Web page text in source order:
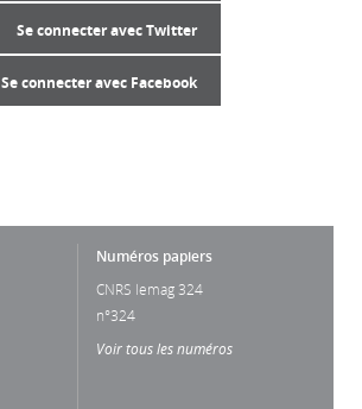
Se connecter avec Twitter
Se connecter avec Facebook
Numéros papiers
CNRS lemag 324
n°324
Voir tous les numéros